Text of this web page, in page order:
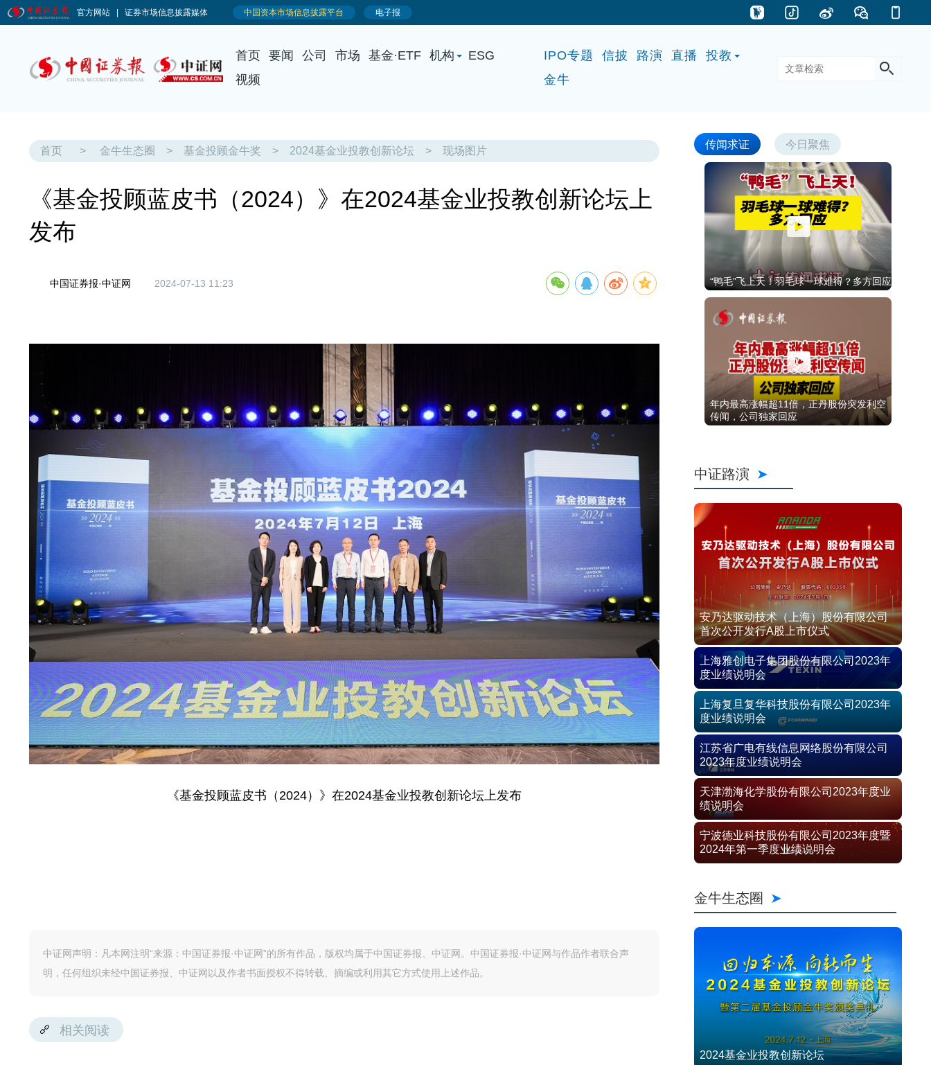
首页 要闻 公司 市场 基金·ETF 机构
ESG
视频
IPO专题 信披 路演 直播
投教
金牛
首页 > 金牛生态圈 > 基金投顾金牛奖 > 2024基金业投教创新论坛 > 现场图片
《基金投顾蓝皮书（2024）》在2024基金业投教创新论坛上
发布
中国证券报·中证网 2024-07-13 11:23
《基金投顾蓝皮书（2024）》在2024基金业投教创新论坛上发布
中证网声明：凡本网注明“来源：中国证券报·中证网”的所有作品，版权均属于中国证券报、中证网。中国证券报·中证网与作品作者联合声
明，任何组织未经中国证券报、中证网以及作者书面授权不得转载、摘编或利用其它方式使用上述作品。
相关阅读
传闻求证 今日聚焦
“鸭毛”飞上天！羽毛球一球难得？多方回应
年内最高涨幅超11倍，正丹股份突发利空
传闻，公司独家回应
中证路演
安乃达驱动技术（上海）股份有限公司
首次公开发行A股上市仪式
上海雅创电子集团股份有限公司2023年
度业绩说明会
上海复旦复华科技股份有限公司2023年
度业绩说明会
江苏省广电有线信息网络股份有限公司
2023年度业绩说明会
天津渤海化学股份有限公司2023年度业
绩说明会
宁波德业科技股份有限公司2023年度暨
2024年第一季度业绩说明会
金牛生态圈
2024基金业投教创新论坛